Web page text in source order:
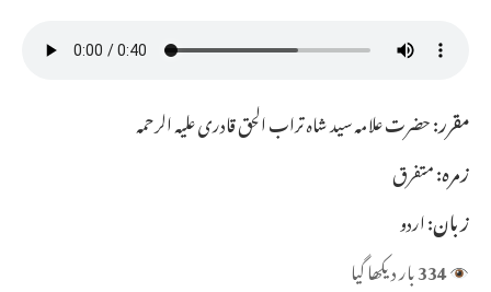
مقرر:حضرت علامہ سید شاہ تراب الحق قادری علیہ الرحمہ
زمرہ:متفرق
زبان:اردو
334بار دیکھا گیا